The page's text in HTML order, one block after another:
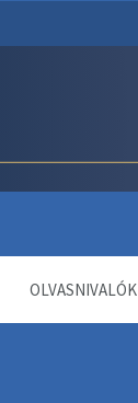
OLVASNIVALÓK